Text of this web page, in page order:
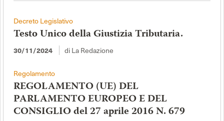
Decreto Legislativo
Testo Unico della Giustizia Tributaria.
30/11/2024 di La Redazione
Regolamento
REGOLAMENTO (UE) DEL
PARLAMENTO EUROPEO E DEL
CONSIGLIO del 27 aprile 2016 N. 679